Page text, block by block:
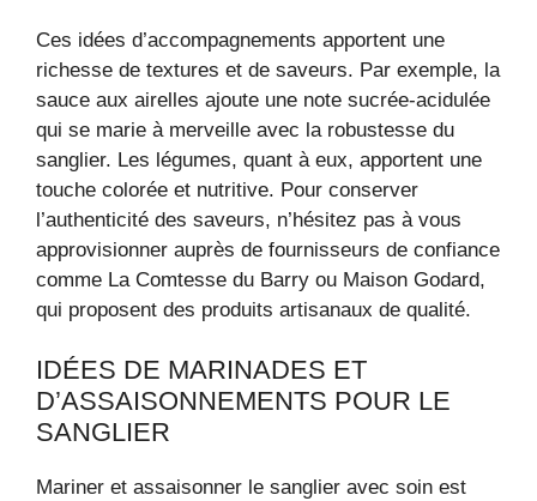
Ces idées d’accompagnements apportent une
richesse de textures et de saveurs. Par exemple, la
sauce aux airelles ajoute une note sucrée-acidulée
qui se marie à merveille avec la robustesse du
sanglier. Les légumes, quant à eux, apportent une
touche colorée et nutritive. Pour conserver
l’authenticité des saveurs, n’hésitez pas à vous
approvisionner auprès de fournisseurs de confiance
comme La Comtesse du Barry ou Maison Godard,
qui proposent des produits artisanaux de qualité.
IDÉES DE MARINADES ET
D’ASSAISONNEMENTS POUR LE
SANGLIER
Mariner et assaisonner le sanglier avec soin est